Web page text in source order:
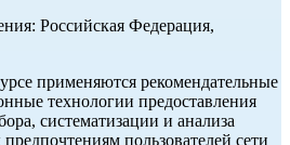
Российская Федерация,
применяются рекомендательные
технологии предоставления
систематизации и анализа
пользователей сети